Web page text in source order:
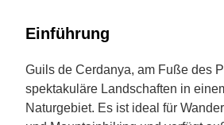
Einführung
Guils de Cerdanya, am Fuße des
spektakuläre Landschaften in
Naturgebiet. Es ist ideal für